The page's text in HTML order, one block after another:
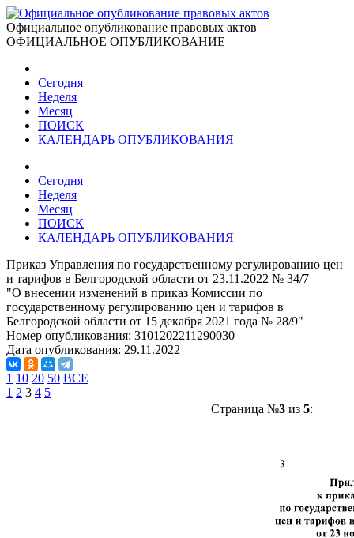
Официальное опубликование правовых актов
ОФИЦИАЛЬНОЕ ОПУБЛИКОВАНИЕ
Сегодня
Неделя
Месяц
ПОИСК
КАЛЕНДАРЬ ОПУБЛИКОВАНИЯ
Сегодня
Неделя
Месяц
ПОИСК
КАЛЕНДАРЬ ОПУБЛИКОВАНИЯ
Приказ Управления по государственному регулированию цен
и тарифов в Белгородской области от 23.11.2022 № 34/7
"О внесении изменений в приказ Комиссии по
государственному регулированию цен и тарифов в
Белгородской области от 15 декабря 2021 года № 28/9"
Номер опубликования: 3101202211290030
Дата опубликования: 29.11.2022
1 10 20 50 ВСЕ
1 2 3 4 5
Страница №3из 5: